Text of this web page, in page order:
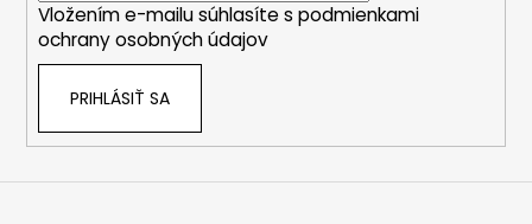
Vložením e-mailu súhlasíte s podmienkami
ochrany osobných údajov
PRIHLÁSIŤ SA